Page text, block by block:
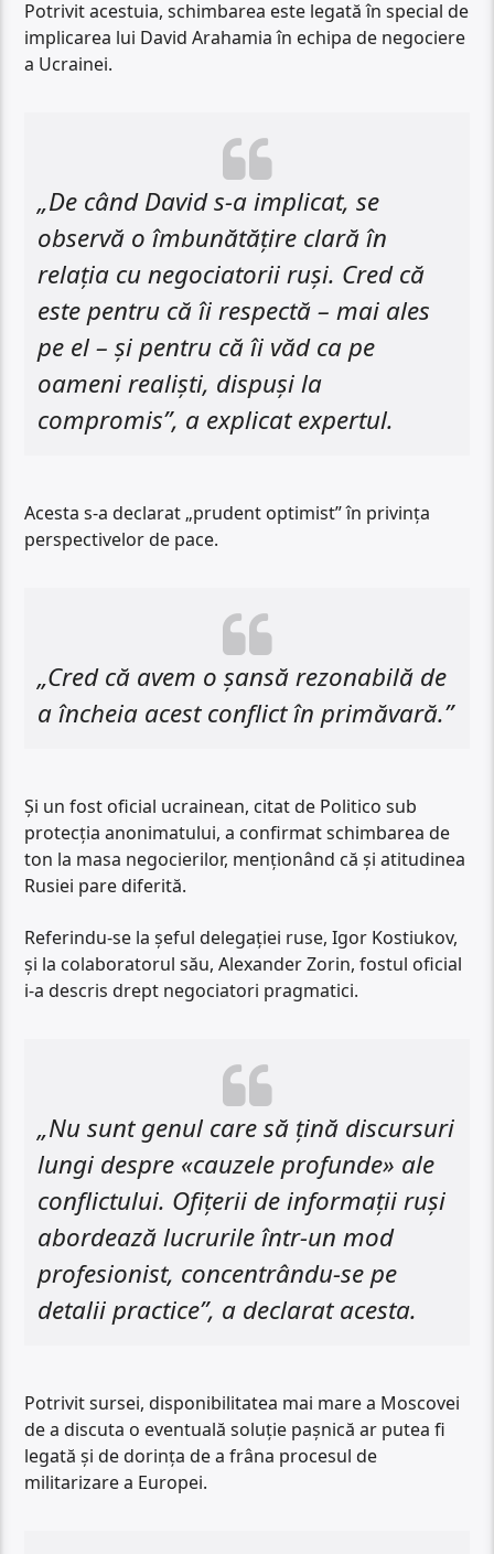
Potrivit acestuia, schimbarea este legată în special de
implicarea lui David Arahamia în echipa de negociere
a Ucrainei.
„De când David s-a implicat, se
observă o îmbunătățire clară în
relația cu negociatorii ruși. Cred că
este pentru că îi respectă – mai ales
pe el – și pentru că îi văd ca pe
oameni realiști, dispuși la
compromis”, a explicat expertul.
Acesta s-a declarat „prudent optimist” în privința
perspectivelor de pace.
„Cred că avem o șansă rezonabilă de
a încheia acest conflict în primăvară.”
Și un fost oficial ucrainean, citat de Politico sub
protecția anonimatului, a confirmat schimbarea de
ton la masa negocierilor, menționând că și atitudinea
Rusiei pare diferită.
Referindu-se la șeful delegației ruse, Igor Kostiukov,
și la colaboratorul său, Alexander Zorin, fostul oficial
i-a descris drept negociatori pragmatici.
„Nu sunt genul care să țină discursuri
lungi despre «cauzele profunde» ale
conflictului. Ofițerii de informații ruși
abordează lucrurile într-un mod
profesionist, concentrându-se pe
detalii practice”, a declarat acesta.
Potrivit sursei, disponibilitatea mai mare a Moscovei
de a discuta o eventuală soluție pașnică ar putea fi
legată și de dorința de a frâna procesul de
militarizare a Europei.